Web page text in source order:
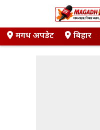
content
मगध अपडेट बिहार